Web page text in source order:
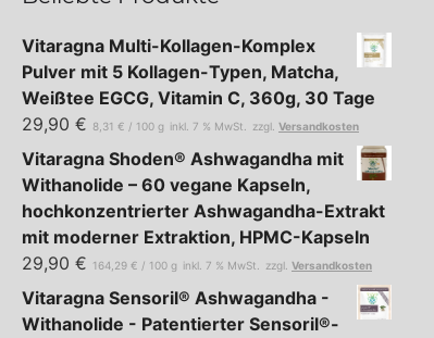
Vitaragna Multi-Kollagen-Komplex
Pulver mit 5 Kollagen-Typen, Matcha,
Weißtee EGCG, Vitamin C, 360g, 30 Tage
29,90 € 8,31 € / 100 g inkl. 7 % MwSt. zzgl. Versandkosten
Vitaragna Shoden® Ashwagandha mit
Withanolide – 60 vegane Kapseln,
hochkonzentrierter Ashwagandha-Extrakt
mit moderner Extraktion, HPMC-Kapseln
29,90 € 164,29 € / 100 g inkl. 7 % MwSt. zzgl. Versandkosten
Vitaragna Sensoril® Ashwagandha -
Withanolide - Patentierter Sensoril®-